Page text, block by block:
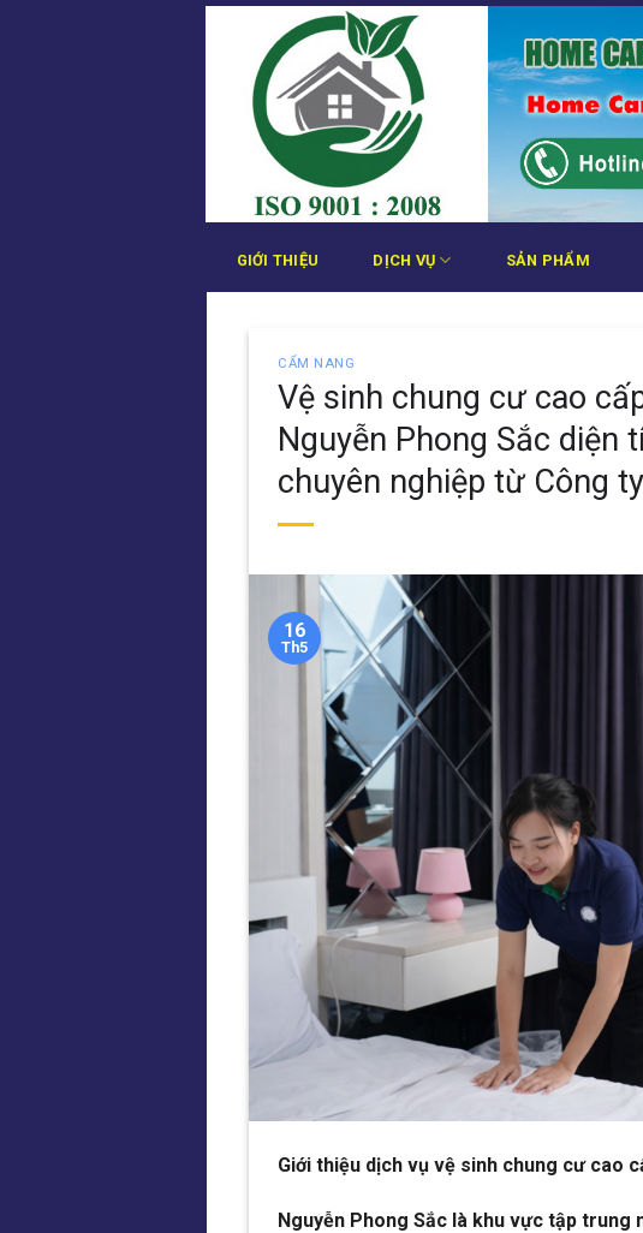
Bỏ
GIỚI THIỆU DỊCH VỤ SẢN PHẨM
CẨM NANG
Vệ sinh chung cư cao
Nguyễn Phong Sắc diện
chuyên nghiệp từ Công
16
Th5
Giới thiệu dịch vụ vệ sinh chung cư cao
Nguyễn Phong Sắc là khu vực tập trung